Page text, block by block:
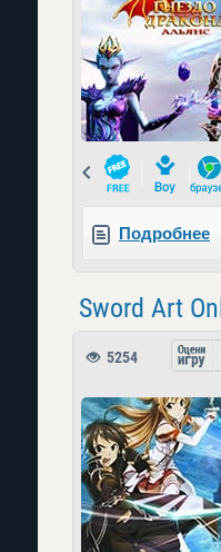
Prev
Подробнее
Sword Art
5254